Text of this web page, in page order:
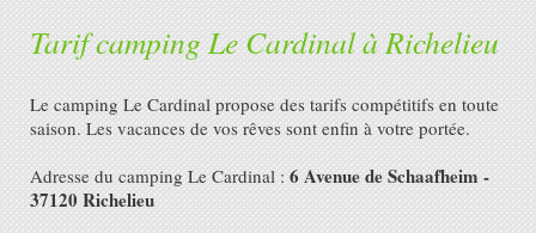
Tarif camping Le Cardinal à Richelieu
Le camping Le Cardinal propose des tarifs compétitifs en toute
saison. Les vacances de vos rêves sont enfin à votre portée.
Adresse du camping Le Cardinal :6 Avenue de Schaafheim -
37120 Richelieu